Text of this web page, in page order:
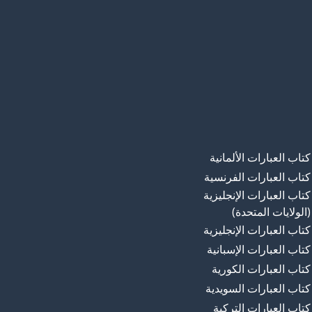
كتاب العبارات الألمانية
كتاب العبارات الفرنسية
كتاب العبارات الإنجليزية
(الولايات المتحدة)
كتاب العبارات الإنجليزية
كتاب العبارات الإسبانية
كتاب العبارات الكورية
كتاب العبارات السويدية
كتاب العبارات التركية